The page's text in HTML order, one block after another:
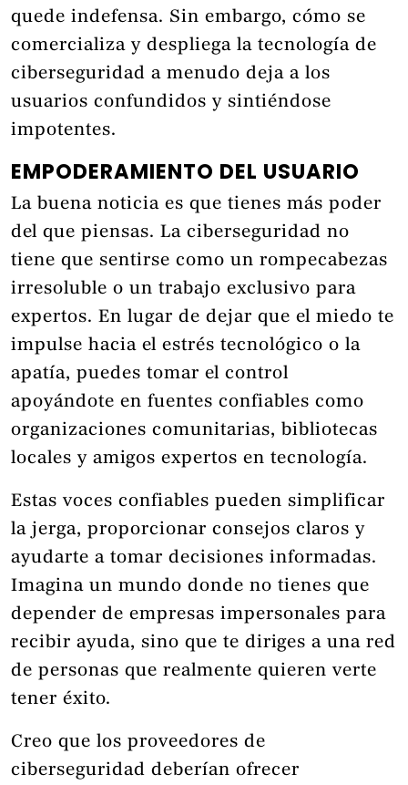
quede indefensa. Sin embargo, cómo se
comercializa y despliega la tecnología de
ciberseguridad a menudo deja a los
usuarios confundidos y sintiéndose
impotentes.
EMPODERAMIENTO DEL USUARIO
La buena noticia es que tienes más poder
del que piensas. La ciberseguridad no
tiene que sentirse como un rompecabezas
irresoluble o un trabajo exclusivo para
expertos. En lugar de dejar que el miedo te
impulse hacia el estrés tecnológico o la
apatía, puedes tomar el control
apoyándote en fuentes confiables como
organizaciones comunitarias, bibliotecas
locales y amigos expertos en tecnología.
Estas voces confiables pueden simplificar
la jerga, proporcionar consejos claros y
ayudarte a tomar decisiones informadas.
Imagina un mundo donde no tienes que
depender de empresas impersonales para
recibir ayuda, sino que te diriges a una red
de personas que realmente quieren verte
tener éxito.
Creo que los proveedores de
ciberseguridad deberían ofrecer